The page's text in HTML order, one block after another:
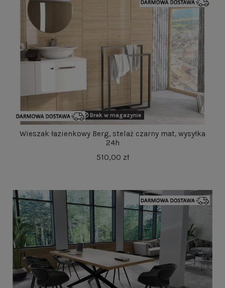
Brak w magazynie
Wieszak łazienkowy Berg, stelaż czarny mat, wysyłka
24h
510,00 zł